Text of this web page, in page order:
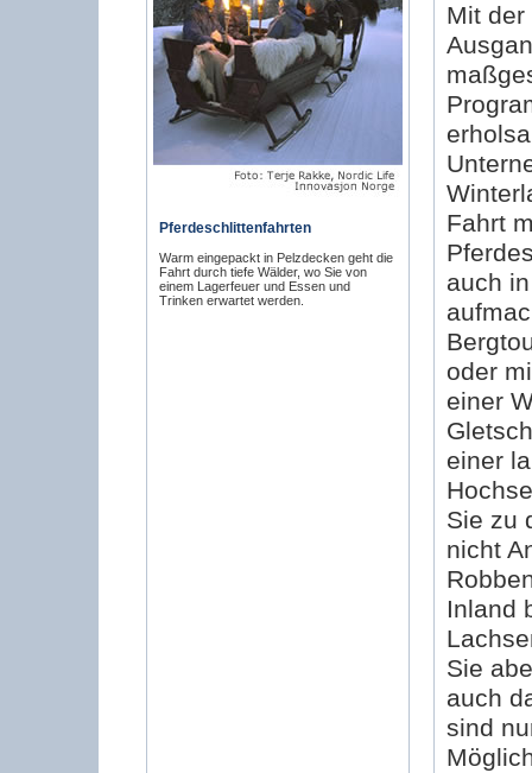
Pferdeschlittenfahrten
Warm eingepackt in Pelzdecken geht die
Fahrt durch tiefe Wälder, wo Sie von
einem Lagerfeuer und Essen und
Trinken erwartet werden.
Mit
Fahrt
auch
oder
einer
einer
Sie zu
nicht
Inland
Sie
auch
sind